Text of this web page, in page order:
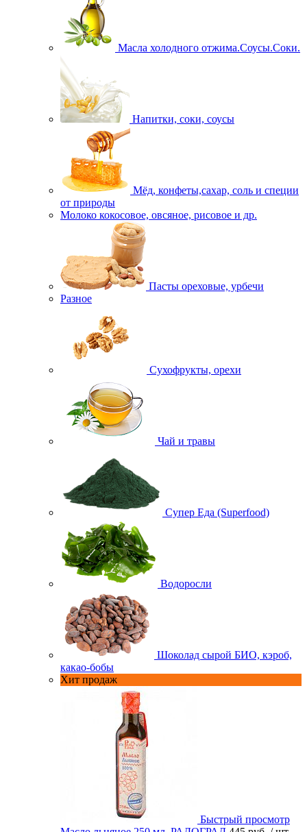
Масла холодного отжима.Соусы.Соки.
Напитки, соки, соусы
Мёд, конфеты,сахар, соль и специи
от природы
Молоко кокосовое, овсяное, рисовое и др.
Пасты ореховые, урбечи
Разное
Сухофрукты, орехи
Чай и травы
Супер Еда (Superfood)
Водоросли
Шоколад сырой БИО, кэроб,
какао-бобы
Хит продаж
Быстрый просмотр